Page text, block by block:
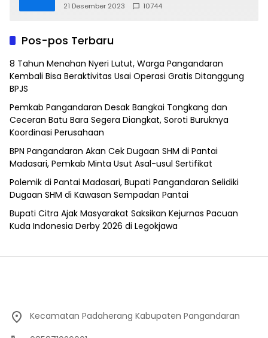
21 Desember 2023 10744
Pos-pos Terbaru
8 Tahun Menahan Nyeri Lutut, Warga Pangandaran
Kembali Bisa Beraktivitas Usai Operasi Gratis Ditanggung
BPJS
Pemkab Pangandaran Desak Bangkai Tongkang dan
Ceceran Batu Bara Segera Diangkat, Soroti Buruknya
Koordinasi Perusahaan
BPN Pangandaran Akan Cek Dugaan SHM di Pantai
Madasari, Pemkab Minta Usut Asal-usul Sertifikat
Polemik di Pantai Madasari, Bupati Pangandaran Selidiki
Dugaan SHM di Kawasan Sempadan Pantai
Bupati Citra Ajak Masyarakat Saksikan Kejurnas Pacuan
Kuda Indonesia Derby 2026 di Legokjawa
Kecamatan Padaherang Kabupaten Pangandaran